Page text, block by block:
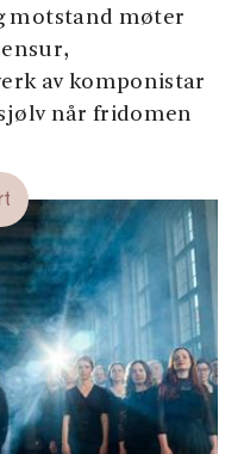
motstand møter
av komponistar
når fridomen